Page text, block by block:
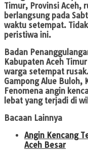
Timur, Provinsi Aceh,
berlangsung pada
waktu setempat.
peristiwa ini.
Badan
Kabupaten Aceh
warga setempat
Gampong Alue Buloh,
Fenomena angin
lebat yang terjadi di
Bacaan Lainnya
Angin Kencang
Aceh Besar